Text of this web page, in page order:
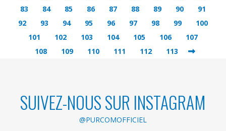
83
84 85 86 87 88 89 90
91
92
93 94 95 96 97 98 99
100
101
102 103 104 105 106
107
108
109 110 111 112 113
SUIVEZ-NOUS SUR INSTAGRAM
@PURCOMOFFICIEL